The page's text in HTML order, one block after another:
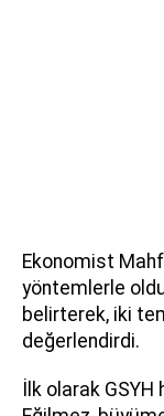
Ekonomist
yöntemlerle
belirterek, iki
değerlendirdi.
İlk olarak